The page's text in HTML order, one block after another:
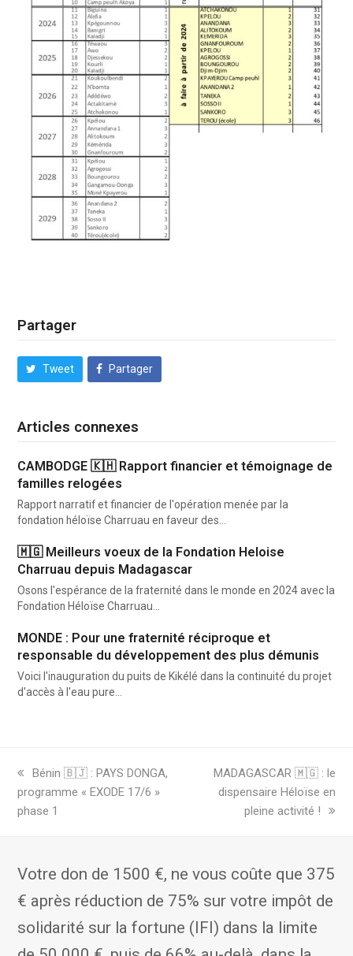
Partager
Tweet Partager
Articles connexes
CAMBODGE 🇰🇭 Rapport financier et témoignage de
familles relogées
Rapport narratif et financier de l'opération menée par la
fondation héloïse Charruau en faveur des…
🇲🇬 Meilleurs voeux de la Fondation Heloise
Charruau depuis Madagascar
Osons l'espérance de la fraternité dans le monde en 2024 avec la
Fondation Héloïse Charruau…
MONDE : Pour une fraternité réciproque et
responsable du développement des plus démunis
Voici l'inauguration du puits de Kikélé dans la continuité du projet
d'accès à l'eau pure…
previous
post:
Bénin 🇧🇯 : PAYS DONGA,
programme « EXODE 17/6 »
phase 1
next
post:
MADAGASCAR 🇲🇬 : le
dispensaire Héloïse en
pleine activité !
Votre don de 1500 €, ne vous coûte que 375
€ après réduction de 75% sur votre impôt de
solidarité sur la fortune (IFI) dans la limite